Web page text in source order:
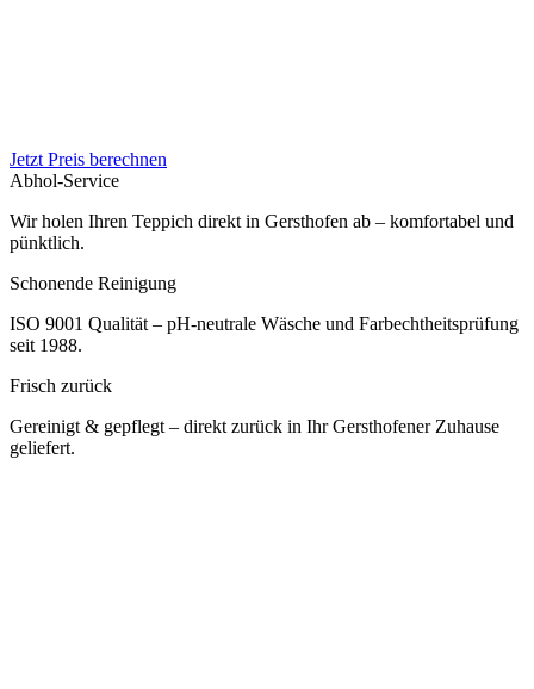
Jetzt Preis berechnen
Abhol-Service
Wir holen Ihren Teppich direkt in Gersthofen ab – komfortabel und
pünktlich.
Schonende Reinigung
ISO 9001 Qualität – pH-neutrale Wäsche und Farbechtheitsprüfung
seit 1988.
Frisch zurück
Gereinigt & gepflegt – direkt zurück in Ihr Gersthofener Zuhause
geliefert.